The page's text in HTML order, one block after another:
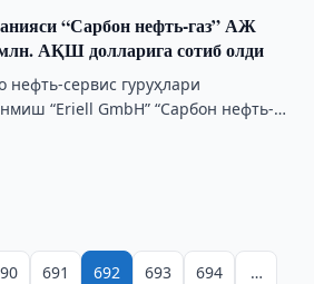
“Сарбон нефть-газ” АЖ
АҚШ долларига сотиб олди
нефть-сервис гуруҳлари
“Eriell GmbH” “Сарбон нефть-
691 692 693 694
…